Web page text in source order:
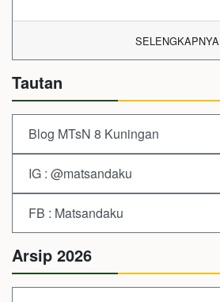
SELENGKAPNYA
Tautan
Blog MTsN 8 Kuningan
IG : @matsandaku
FB : Matsandaku
Arsip 2026